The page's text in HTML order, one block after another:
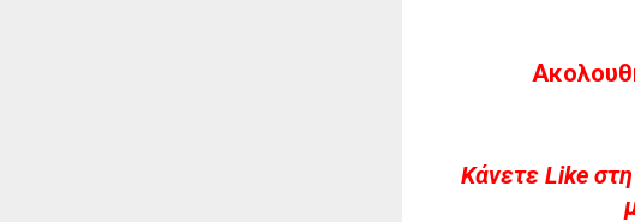
Kάνετε Like